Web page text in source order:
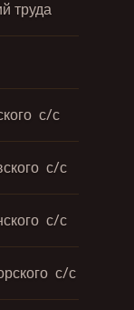
труда
с/с
с/с
с/с
с/с